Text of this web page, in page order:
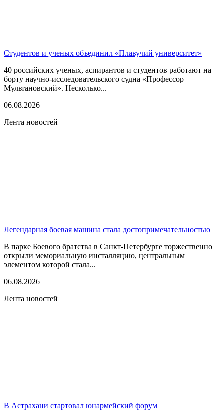
Студентов и ученых объединил «Плавучий университет»
40 российских ученых, аспирантов и студентов работают на
борту научно-исследовательского судна «Профессор
Мультановский». Несколько...
06.08.2026
Лента новостей
Легендарная боевая машина стала достопримечательностью
В парке Боевого братства в Санкт-Петербурге торжественно
открыли мемориальную инсталляцию, центральным
элементом которой стала...
06.08.2026
Лента новостей
В Астрахани стартовал юнармейский форум